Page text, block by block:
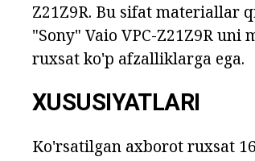
Z21Z9R. Bu sifat materiallar
"Sony" Vaio VPC-Z21Z9R
ruxsat ko'p afzalliklarga ega.
XUSUSIYATLARI
Ko'rsatilgan axborot ruxsat